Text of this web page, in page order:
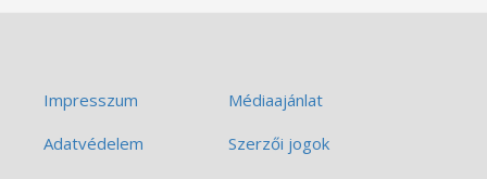
Impresszum
Médiaajánlat
Adatvédelem
Szerzői jogok